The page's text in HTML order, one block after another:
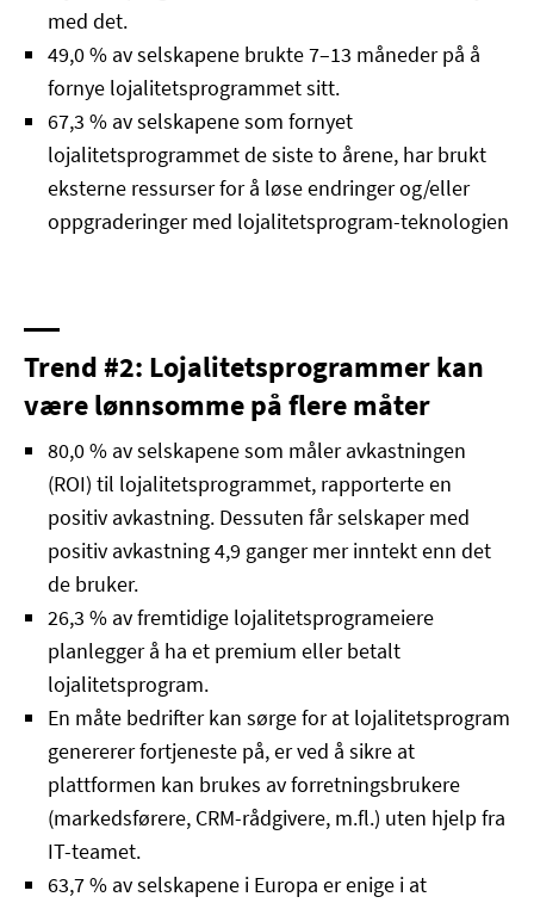
med det.
49,0 % av selskapene brukte 7–13 måneder på å
fornye lojalitetsprogrammet sitt.
67,3 % av selskapene som fornyet
lojalitetsprogrammet de siste to årene, har brukt
eksterne ressurser for å løse endringer og/eller
oppgraderinger med lojalitetsprogram-teknologien
Trend #2: Lojalitetsprogrammer kan
være lønnsomme på flere måter
80,0 % av selskapene som måler avkastningen
(ROI) til lojalitetsprogrammet, rapporterte en
positiv avkastning. Dessuten får selskaper med
positiv avkastning 4,9 ganger mer inntekt enn det
de bruker.
26,3 % av fremtidige lojalitetsprogrameiere
planlegger å ha et premium eller betalt
lojalitetsprogram.
En måte bedrifter kan sørge for at lojalitetsprogram
genererer fortjeneste på, er ved å sikre at
plattformen kan brukes av forretningsbrukere
(markedsførere, CRM-rådgivere, m.fl.) uten hjelp fra
IT-teamet.
63,7 % av selskapene i Europa er enige i at